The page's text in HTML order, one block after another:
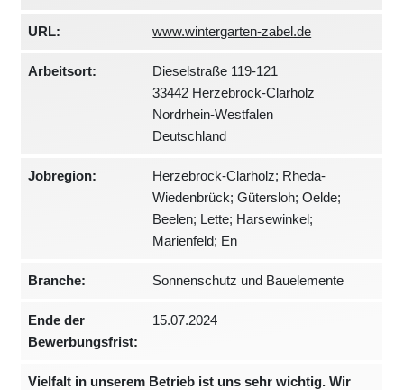
URL: www.wintergarten-zabel.de
Arbeitsort:
Dieselstraße 119-121
33442 Herzebrock-Clarholz
Nordrhein-Westfalen
Deutschland
Jobregion:
Herzebrock-Clarholz; Rheda-
Wiedenbrück; Gütersloh; Oelde;
Beelen; Lette; Harsewinkel;
Marienfeld; En
Branche: Sonnenschutz und Bauelemente
Ende der
Bewerbungsfrist:
15.07.2024
Vielfalt in unserem Betrieb ist uns sehr wichtig. Wir